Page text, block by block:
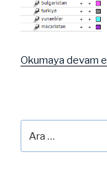
Okumaya devam